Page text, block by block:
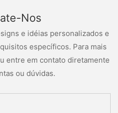
Nos
e idéias personalizados e
específicos. Para mais
entre em contato diretamente
ou dúvidas.